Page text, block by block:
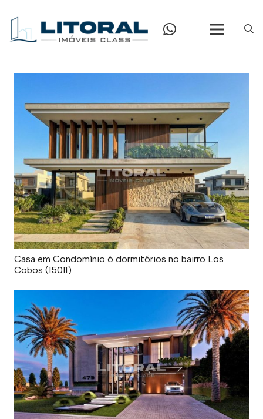
Casa em Condomínio 6 dormitórios no bairro Los
Cobos (15011)